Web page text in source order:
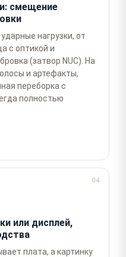
смещение
нагрузки, от
с оптикой и
(затвор NUC). На
и артефакты,
переборка с
полностью
04
или дисплей,
плата, а картинку